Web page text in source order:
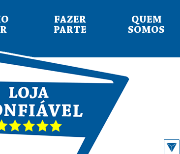
FAZER
PARTE
QUEM
SOMOS